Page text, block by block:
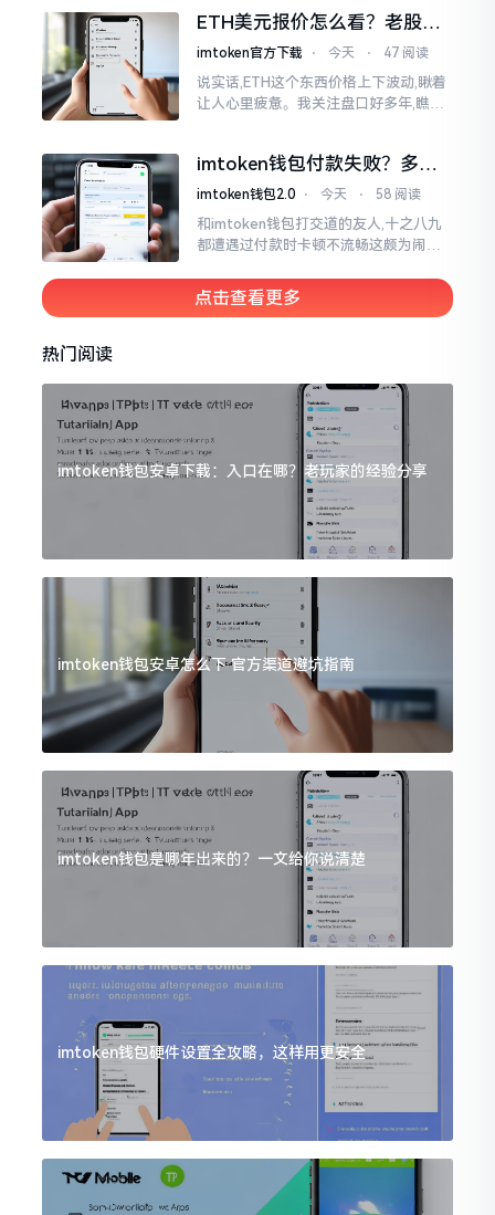
ETH美元报价怎么看？老股民
手把手教你盯盘
imtoken官方下载 ⋅ 今天 ⋅ 47 阅读
说实话,ETH这个东西价格上下波动,瞅着
让人心里疲惫。我关注盘口好多年,瞧见
判断。
imtoken钱包付款失败？多半
是这几个原因闹的
imtoken钱包2.0 ⋅ 今天 ⋅ 58 阅读
和imtoken钱包打交道的友人,十之八九
都遭遇过付款时卡顿不流畅这颇为闹心
直接弹出红色字体显示报错,情形令人焦
急得连连跺脚。实际上讲
点击查看更多
热门阅读
imtoken钱包安卓下载：入口在哪？老玩家的经验分享
imtoken钱包安卓怎么下 官方渠道避坑指南
imtoken钱包是哪年出来的？一文给你说清楚
imtoken钱包硬件设置全攻略，这样用更安全